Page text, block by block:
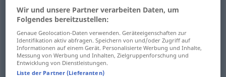
waschenv/i <wäscht;wusch;gewaschen>
Übersicht aller Übersetzungen
(Für mehr Details die Übersetzung anklicken/antippen)
lavar
Wir und unsere Partner verarbeiten Daten, um
Folgendes bereitzustellen:
Genaue Geolocation-Daten verwenden. Geräteeigenschaften zur
Identifikation aktiv abfragen. Speichern von und/oder Zugriff auf
Informationen auf einem Gerät. Personalisierte Werbung und Inhalte,
Messung von Werbung und Inhalten, Zielgruppenforschung und
Entwicklung von Dienstleistungen.
Liste der Partner (Lieferanten)